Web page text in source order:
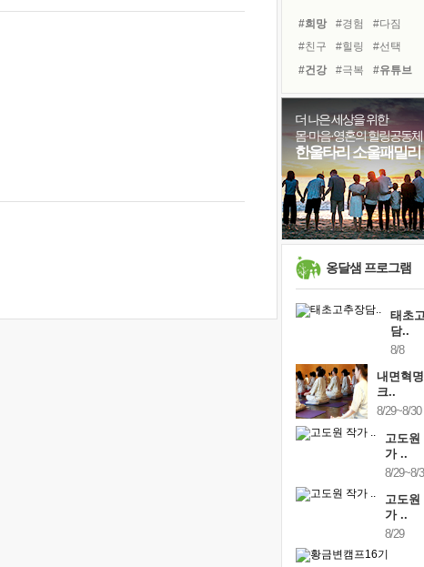
꿈이 실제가 되는 것
'말 타는 법'을 먼저
졸업식 사진을 보며
극심한 변비, 어깨결림, 수면 장애
보고 싶은 어머니
유년 시절의 부산 영도 바다
못된 꼰대들
거울 속의 나
#희망 #경험
#다짐
#친구
#힐링
#선택
#건강
#극복
#유튜브
#리더
#면역력
#삶
#아이들
#링컨학교
#사람
#독서캠프
#도움
#나눔
#계획
#독서
#비전캠프
더 나은 세상을 위한
몸·마음·영혼의 힐링공동체
한울타리 소울패밀리
옹달샘 프로그램
태초
담..
8/8
내면혁명
크..
8/29~8/30
고도원
가 ..
8/29~8/
고도원
가 ..
8/29